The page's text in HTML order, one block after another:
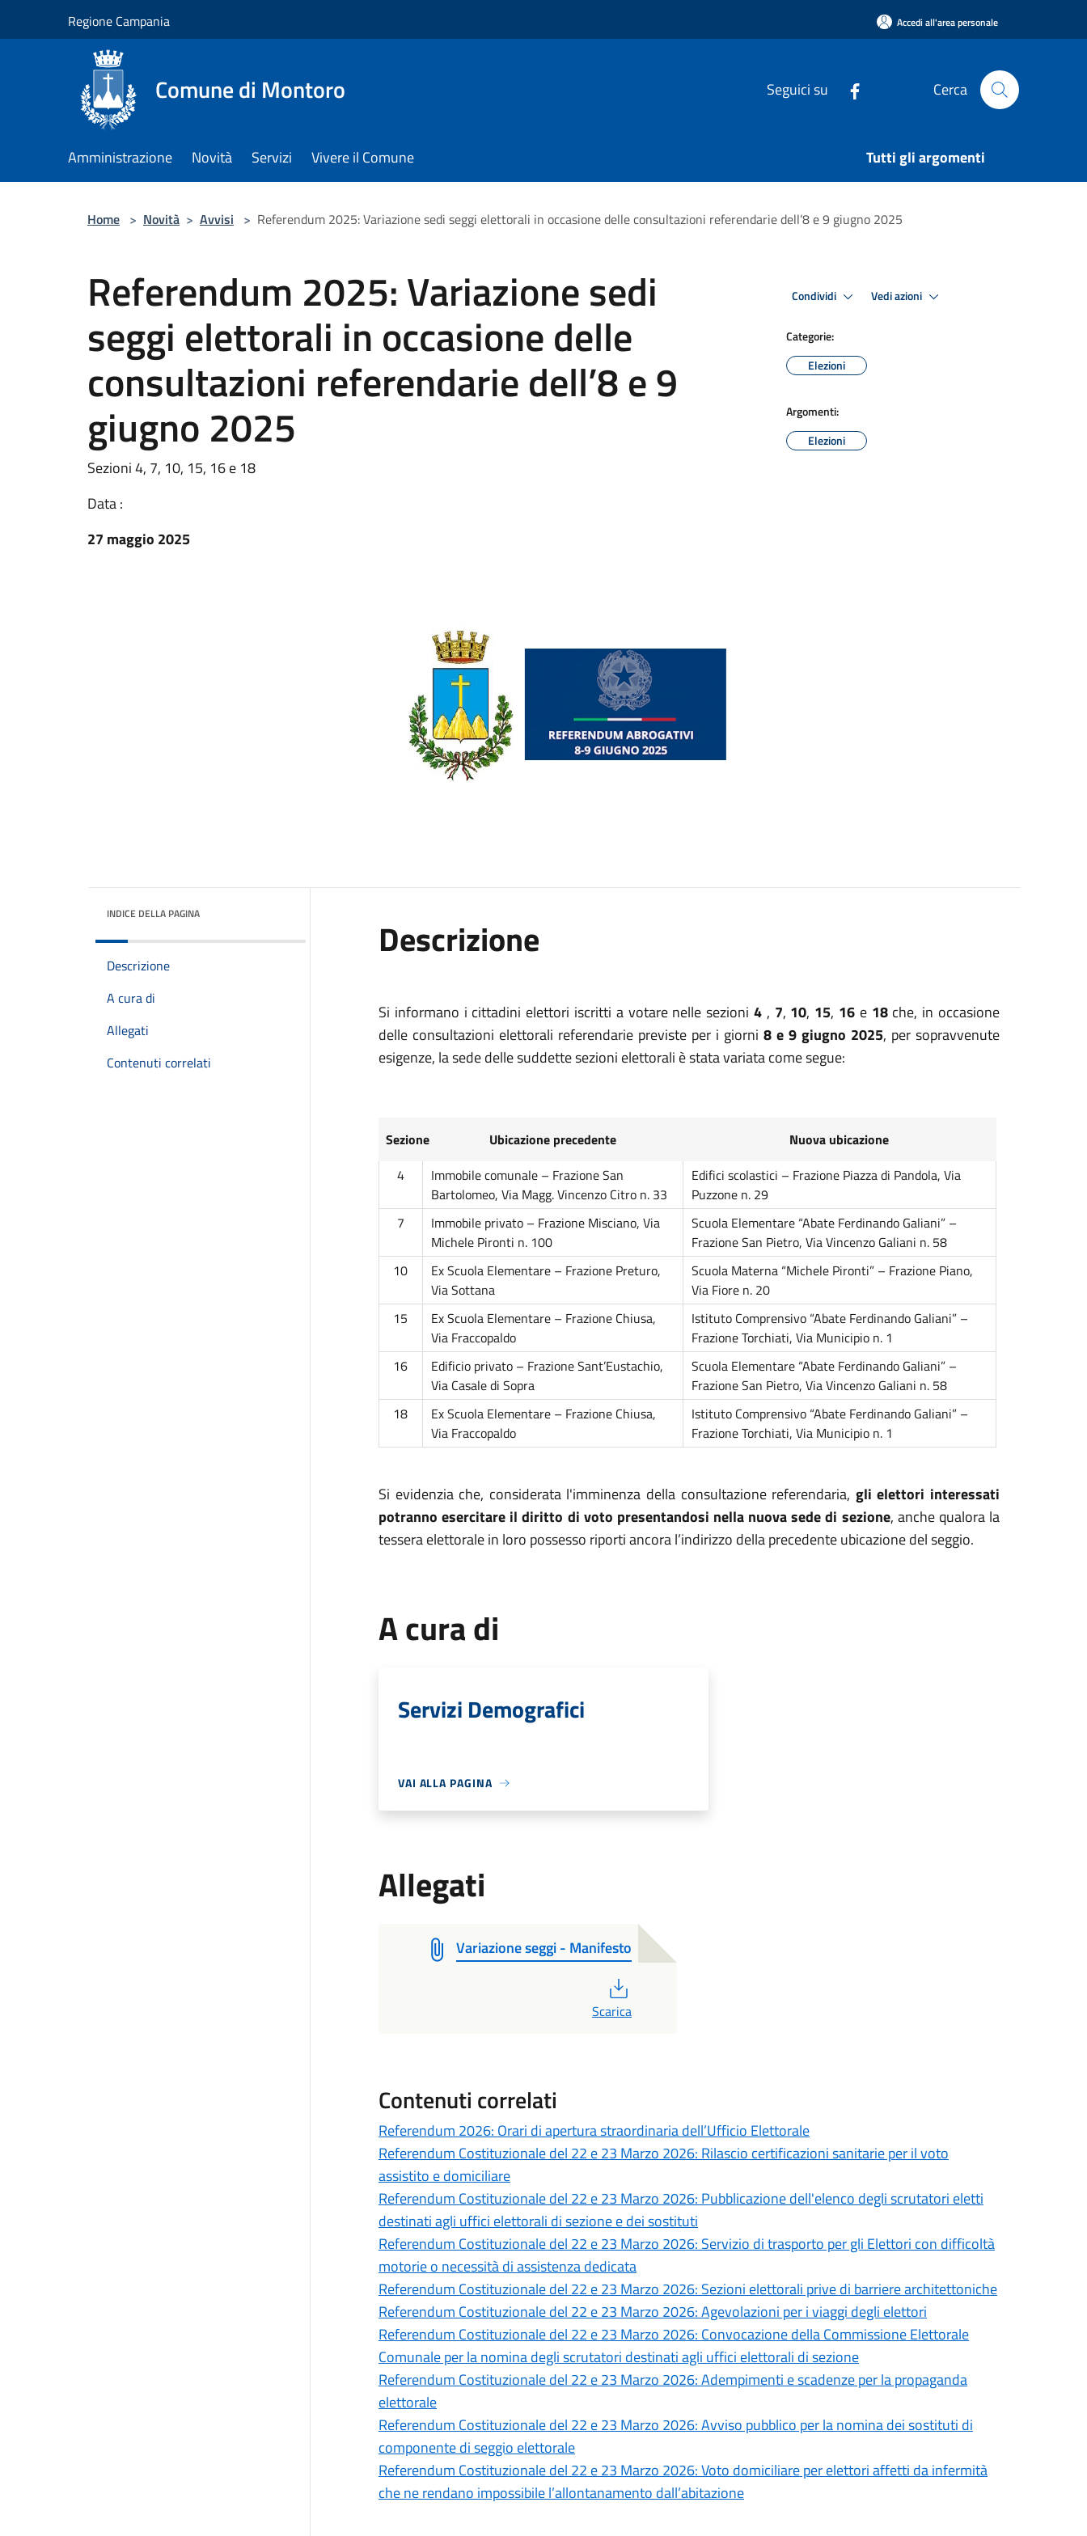
Regione Campania Accedi all'area personale
Comune di Montoro Seguici su Cerca
Amministrazione Novità Servizi Vivere il Comune Tutti gli argomenti
Home > Novità > Avvisi > Referendum 2025: Variazione sedi seggi elettorali in occasione delle consultazioni referendarie dell’8 e 9 giugno 2025
Referendum 2025: Variazione sedi
seggi elettorali in occasione delle
consultazioni referendarie dell’8 e 9
giugno 2025
Sezioni 4, 7, 10, 15, 16 e 18
Data :
27 maggio 2025
Condividi Vedi azioni
Categorie:
Elezioni
Argomenti:
Elezioni
INDICE DELLA PAGINA
Descrizione
A cura di
Allegati
Contenuti correlati
Descrizione
Si informano i cittadini elettori iscritti a votare nelle sezioni 4, 7, 10, 15, 16 e 18che, in occasione
delle consultazioni elettorali referendarie previste per i giorni 8 e 9 giugno 2025, per sopravvenute
esigenze, la sede delle suddette sezioni elettorali è stata variata come segue:
Sezione Ubicazione precedente
Nuova ubicazione
4
Immobile comunale – Frazione San
Bartolomeo, Via Magg. Vincenzo Citro n. 33
Edifici scolastici – Frazione Piazza di Pandola, Via
Puzzone n. 29
7
Immobile privato – Frazione Misciano, Via
Michele Pironti n. 100
Scuola Elementare “Abate Ferdinando Galiani” –
Frazione San Pietro, Via Vincenzo Galiani n. 58
10
Ex Scuola Elementare – Frazione Preturo,
Via Sottana
Scuola Materna “Michele Pironti” – Frazione Piano,
Via Fiore n. 20
15
Ex Scuola Elementare – Frazione Chiusa,
Via Fraccopaldo
Istituto Comprensivo “Abate Ferdinando Galiani” –
Frazione Torchiati, Via Municipio n. 1
16
Edificio privato – Frazione Sant’Eustachio,
Via Casale di Sopra
Scuola Elementare “Abate Ferdinando Galiani” –
Frazione San Pietro, Via Vincenzo Galiani n. 58
18
Ex Scuola Elementare – Frazione Chiusa,
Via Fraccopaldo
Istituto Comprensivo “Abate Ferdinando Galiani” –
Frazione Torchiati, Via Municipio n. 1
Si evidenzia che, considerata l'imminenza della consultazione referendaria, gli elettori interessati
potranno esercitare il diritto di voto presentandosi nella nuova sede di sezione, anche qualora la
tessera elettorale in loro possesso riporti ancora l’indirizzo della precedente ubicazione del seggio.
A cura di
Servizi Demografici
VAI ALLA PAGINA
Allegati
Variazione seggi - Manifesto
Scarica
Contenuti correlati
Referendum 2026: Orari di apertura straordinaria dell’Ufficio Elettorale
Referendum Costituzionale del 22 e 23 Marzo 2026: Rilascio certificazioni sanitarie per il voto
assistito e domiciliare
Referendum Costituzionale del 22 e 23 Marzo 2026: Pubblicazione dell'elenco degli scrutatori eletti
destinati agli uffici elettorali di sezione e dei sostituti
Referendum Costituzionale del 22 e 23 Marzo 2026: Servizio di trasporto per gli Elettori con difficoltà
motorie o necessità di assistenza dedicata
Referendum Costituzionale del 22 e 23 Marzo 2026: Sezioni elettorali prive di barriere architettoniche
Referendum Costituzionale del 22 e 23 Marzo 2026: Agevolazioni per i viaggi degli elettori
Referendum Costituzionale del 22 e 23 Marzo 2026: Convocazione della Commissione Elettorale
Comunale per la nomina degli scrutatori destinati agli uffici elettorali di sezione
Referendum Costituzionale del 22 e 23 Marzo 2026: Adempimenti e scadenze per la propaganda
elettorale
Referendum Costituzionale del 22 e 23 Marzo 2026: Avviso pubblico per la nomina dei sostituti di
componente di seggio elettorale
Referendum Costituzionale del 22 e 23 Marzo 2026: Voto domiciliare per elettori affetti da infermità
che ne rendano impossibile l’allontanamento dall’abitazione